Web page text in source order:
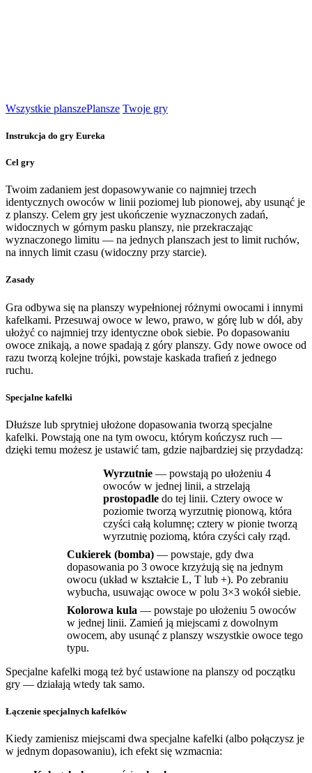
Wszystkie planszePlansze Twoje gry
Instrukcja do gry Eureka
Cel gry
Twoim zadaniem jest dopasowywanie co najmniej trzech
identycznych owoców w linii poziomej lub pionowej, aby usunąć je
z planszy. Celem gry jest ukończenie wyznaczonych zadań,
widocznych w górnym pasku planszy, nie przekraczając
wyznaczonego limitu — na jednych planszach jest to limit ruchów,
na innych limit czasu (widoczny przy starcie).
Zasady
Gra odbywa się na planszy wypełnionej różnymi owocami i innymi
kafelkami. Przesuwaj owoce w lewo, prawo, w górę lub w dół, aby
ułożyć co najmniej trzy identyczne obok siebie. Po dopasowaniu
owoce znikają, a nowe spadają z góry planszy. Gdy nowe owoce od
razu tworzą kolejne trójki, powstaje kaskada trafień z jednego
ruchu.
Specjalne kafelki
Dłuższe lub sprytniej ułożone dopasowania tworzą specjalne
kafelki. Powstają one na tym owocu, którym kończysz ruch —
dzięki temu możesz je ustawić tam, gdzie najbardziej się przydadzą:
Wyrzutnie — powstają po ułożeniu 4
owoców w jednej linii, a strzelają
prostopadle do tej linii. Cztery owoce w
poziomie tworzą wyrzutnię pionową, która
czyści całą kolumnę; cztery w pionie tworzą
wyrzutnię poziomą, która czyści cały rząd.
Cukierek (bomba) — powstaje, gdy dwa
dopasowania po 3 owoce krzyżują się na jednym
owocu (układ w kształcie L, T lub +). Po zebraniu
wybucha, usuwając owoce w polu 3×3 wokół siebie.
Kolorowa kula — powstaje po ułożeniu 5 owoców
w jednej linii. Zamień ją miejscami z dowolnym
owocem, aby usunąć z planszy wszystkie owoce tego
typu.
Specjalne kafelki mogą też być ustawione na planszy od początku
gry — działają wtedy tak samo.
Łączenie specjalnych kafelków
Kiedy zamienisz miejscami dwa specjalne kafelki (albo połączysz je
w jednym dopasowaniu), ich efekt się wzmacnia: